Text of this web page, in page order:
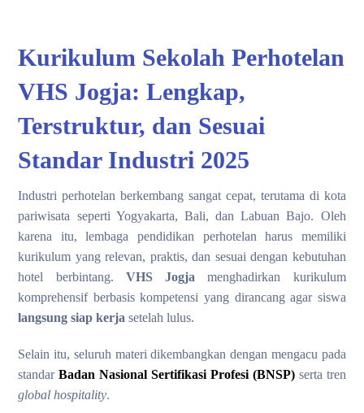
Kurikulum Sekolah Perhotelan
VHS Jogja: Lengkap,
Terstruktur, dan Sesuai
Standar Industri 2025
Industri perhotelan berkembang sangat cepat, terutama di kota
pariwisata seperti Yogyakarta, Bali, dan Labuan Bajo. Oleh
karena itu, lembaga pendidikan perhotelan harus memiliki
kurikulum yang relevan, praktis, dan sesuai dengan kebutuhan
hotel berbintang. VHS Jogja menghadirkan kurikulum
komprehensif berbasis kompetensi yang dirancang agar siswa
langsung siap kerja setelah lulus.
Selain itu, seluruh materi dikembangkan dengan mengacu pada
standarBadan Nasional Sertifikasi Profesi (BNSP)serta tren
global hospitality.